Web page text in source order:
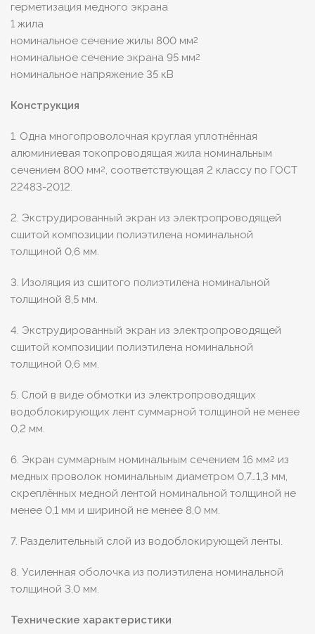
герметизация медного экрана
1 жила
номинальное сечение жилы 800 мм2
номинальное сечение экрана 95 мм2
номинальное напряжение 35 кВ
Конструкция
1. Одна многопроволочная круглая уплотнённая
алюминиевая токопроводящая жила номинальным
сечением 800 мм2, соответствующая 2 классу по ГОСТ
22483-2012.
2. Экструдированный экран из электропроводящей
сшитой композиции полиэтилена номинальной
толщиной 0,6 мм.
3. Изоляция из сшитого полиэтилена номинальной
толщиной 8,5 мм.
4. Экструдированный экран из электропроводящей
сшитой композиции полиэтилена номинальной
толщиной 0,6 мм.
5. Слой в виде обмотки из электропроводящих
водоблокирующих лент суммарной толщиной не менее
0,2 мм.
6. Экран суммарным номинальным сечением 16 мм2 из
медных проволок номинальным диаметром 0,7…1,3 мм,
скреплённых медной лентой номинальной толщиной не
менее 0,1 мм и шириной не менее 8,0 мм.
7. Разделительный слой из водоблокирующей ленты.
8. Усиленная оболочка из полиэтилена номинальной
толщиной 3,0 мм.
Технические характеристики